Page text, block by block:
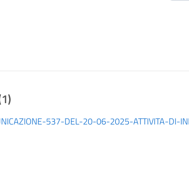
537-DEL-20-06-2025-ATTIVITA-DI-